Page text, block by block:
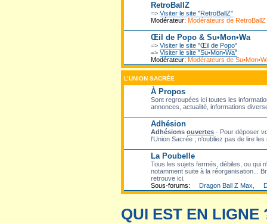
RetroBallZ
=> Visiter le site "RetroBallZ"
Modérateur: Modérateurs de RetroBallZ
Œil de Popo & Su•Mon•Wa
=> Visiter le site "Œil de Popo"
=> Visiter le site "Su•Mon•Wa"
Modérateur: Modérateurs de
L’UNION SACRÉE
À Propos
Sont regroupées ici toutes les
annonces, actualité, informations
Adhésion
Adhésions ouvertes - Pour déposer
l'Union Sacrée ; n'oubliez pas de lire
La Poubelle
Tous les sujets fermés, débiles, ou qui
notamment suite à la réorganisation...
retrouve ici.
Sous-forums:
Dragon Ball Z Max
QUI EST EN LIGNE